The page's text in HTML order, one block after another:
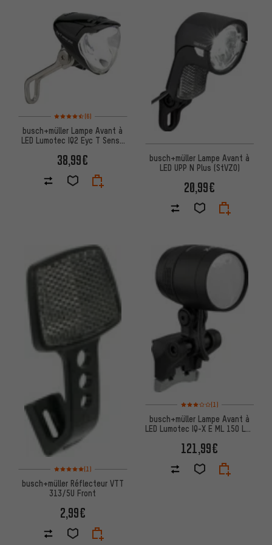
Note moyenne : 4,5 sur 5 d'après 6 avis
(6)
busch+müller Lampe Avant à
LED Lumotec IQ2 Eyc T Senso
38,99€
busch+müller Lampe Avant à
LED UPP N Plus (StVZO)
20,99€
Note moyenne : 5 sur 5 d'après 1 avis
(1)
busch+müller Réflecteur VTT
313/5U Front
2,99€
Note moyenne : 3 sur 5
(1)
busch+müller Lampe Avant à
LED Lumotec IQ-X E ML 150 Lux
121,99€